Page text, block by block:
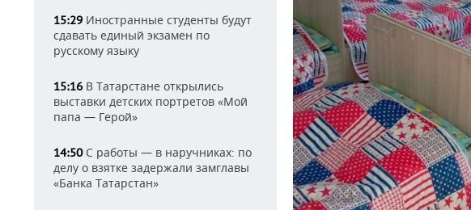
15:29 Иностранные студенты будут
сдавать единый экзамен по
русскому языку
15:16 В Татарстане открылись
выставки детских портретов «Мой
папа — Герой»
14:50С работы — в наручниках: по
делу о взятке задержали замглавы
«Банка Татарстан»